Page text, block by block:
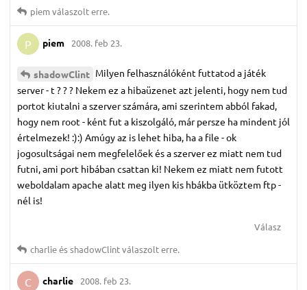
piemválaszolt erre.
P piem 2008. feb 23.
shadowClint Milyen felhasználóként futtatod a játék
server - t ? ? ? Nekem ez a hibaüzenet azt jelenti, hogy nem tud
portot kiutalni a szerver számára, ami szerintem abból fakad,
hogy nem root - ként fut a kiszolgáló, már persze ha mindent jól
értelmezek! :):) Amúgy az is lehet hiba, ha a file - ok
jogosultságai nem megfelelőek és a szerver ez miatt nem tud
futni, ami port hibában csattan ki! Nekem ez miatt nem futott
weboldalam apache alatt meg ilyen kis hbákba ütköztem ftp -
nél is!
Válasz
charlieésshadowClintválaszolt erre.
C charlie 2008. feb 23.